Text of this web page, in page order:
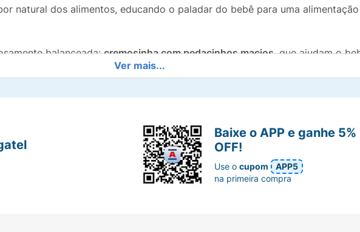
natural dos alimentos, educando o paladar do bebê para uma
balanceada:cremosinha com pedacinhos macios, que ajudam o
praticidade para o seu dia a dia. Basta aquecer no micro-ondas
a fase de sopinhas e papinhas com pedaços.
totalizando 240g, garantindo frescor e porções na medida certa para
Ver mais...
Baixe o APP e ganhe 5%
OFF!
Use ocupom
APP5
na primeira compra